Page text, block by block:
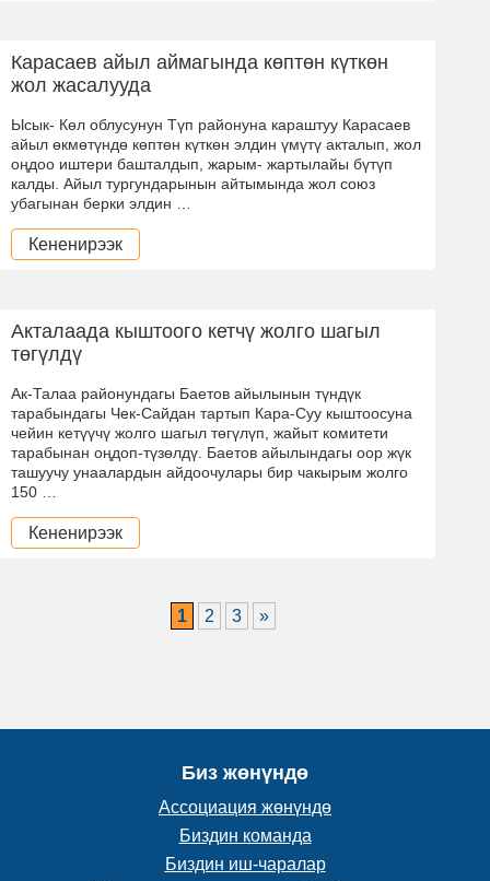
Карасаев айыл аймагында көптөн күткөн
жол жасалууда
Ысык- Көл облусунун Түп районуна караштуу Карасаев
айыл өкмөтүндө көптөн күткөн элдин үмүтү акталып, жол
оңдоо иштери башталдып, жарым- жартылайы бүтүп
калды. Айыл тургундарынын айтымында жол союз
убагынан берки элдин …
Кененирээк
Акталаада кыштоого кетчү жолго шагыл
төгүлдү
Ак-Талаа районундагы Баетов айылынын түндүк
тарабындагы Чек-Сайдан тартып Кара-Суу кыштоосуна
чейин кетүүчү жолго шагыл төгүлүп, жайыт комитети
тарабынан оңдоп-түзөлдү. Баетов айылындагы оор жүк
ташуучу унаалардын айдоочулары бир чакырым жолго
150 …
Кененирээк
1 2 3 »
Биз жөнүндө
Ассоциация жөнүндө
Биздин команда
Биздин иш-чаралар